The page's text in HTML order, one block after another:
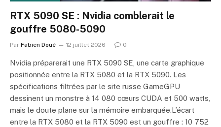
RTX 5090 SE : Nvidia comblerait le
gouffre 5080-5090
Par Fabien Doué 12 juillet 2026 0
Nvidia préparerait une RTX 5090 SE, une carte graphique
positionnée entre la RTX 5080 et la RTX 5090. Les
spécifications filtrées par le site russe GameGPU
dessinent un monstre à 14 080 cœurs CUDA et 500 watts,
mais le doute plane sur la mémoire embarquée.L’écart
entre la RTX 5080 et la RTX 5090 est un gouffre : 10 752